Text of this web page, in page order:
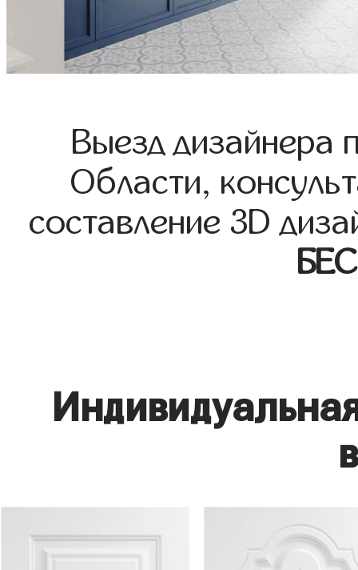
Выезд дизайнера
Области,
составление 3D